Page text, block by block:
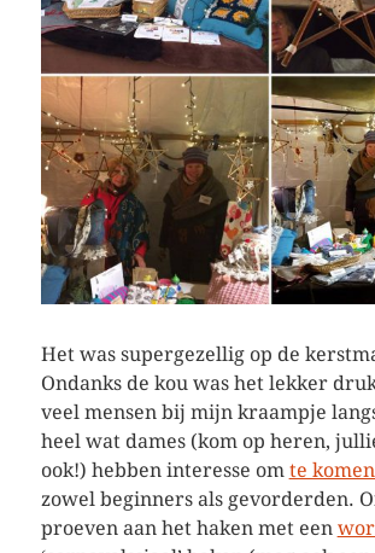
Het was supergezellig op de
Ondanks de kou was het lekker
veel mensen bij mijn kraampje
heel wat dames (kom op heren,
ook!) hebben interesse om te
zowel beginners als gevorderden.
proeven aan het haken met een